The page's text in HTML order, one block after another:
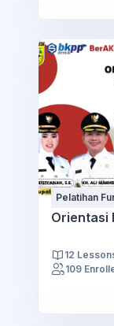
Pelatihan
Orientasi
12
109